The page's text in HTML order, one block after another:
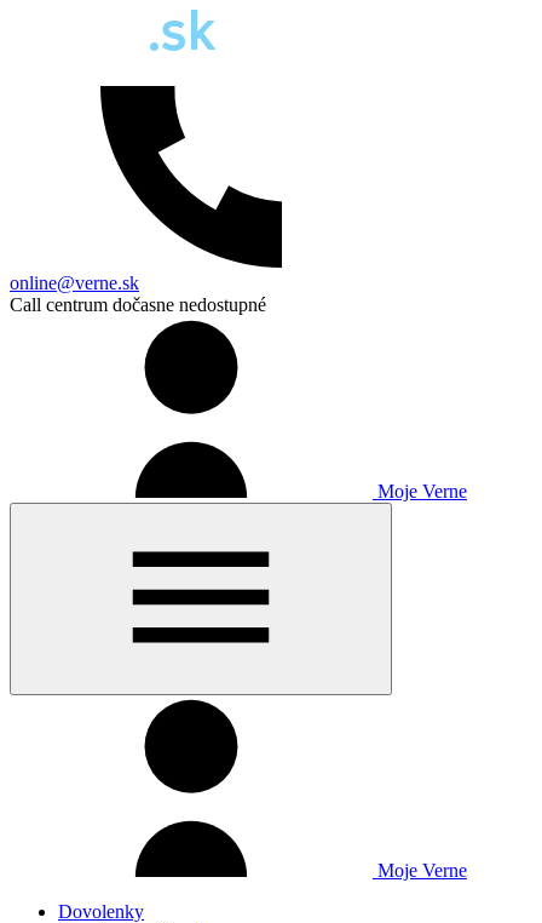
online@verne.sk
Call centrum dočasne nedostupné
Moje Verne
Moje Verne
Dovolenky